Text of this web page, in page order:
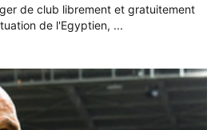
de club librement et gratuitement
de l'Egyptien, ...